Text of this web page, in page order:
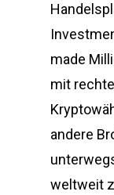
made
mit
andere
weltweit